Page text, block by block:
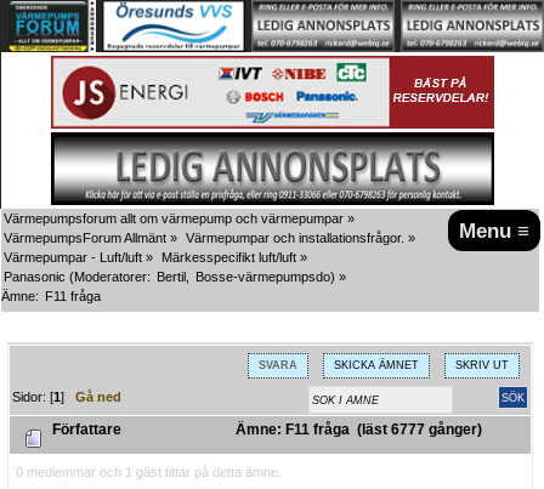
Menu ≡
Värmepumpsforum allt om värmepump och värmepumpar »
VärmepumpsForum Allmänt » Värmepumpar och installationsfrågor. »
Värmepumpar - Luft/luft » Märkesspecifikt luft/luft »
Panasonic (Moderatorer: Bertil Bosse-värmepumpsdo) »
Ämne: F11 fråga
SVARA SKICKA ÄMNET SKRIV UT
Sidor: [1]Gå ned
Författare Ämne: F11 fråga (läst 6777 gånger)
0 medlemmar och 1 gäst tittar på detta ämne.